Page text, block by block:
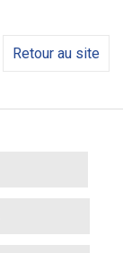
Retour au site